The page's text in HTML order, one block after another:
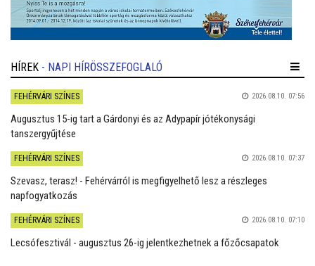
HÍREK - NAPI HÍRÖSSZEFOGLALÓ
FEHÉRVÁRI SZÍNES 2026.08.10. 07:56
Augusztus 15-ig tart a Gárdonyi és az Adypapír jótékonysági
tanszergyűjtése
FEHÉRVÁRI SZÍNES 2026.08.10. 07:37
Szevasz, terasz! - Fehérvárról is megfigyelhető lesz a részleges
napfogyatkozás
FEHÉRVÁRI SZÍNES 2026.08.10. 07:10
Lecsófesztivál - augusztus 26-ig jelentkezhetnek a főzőcsapatok